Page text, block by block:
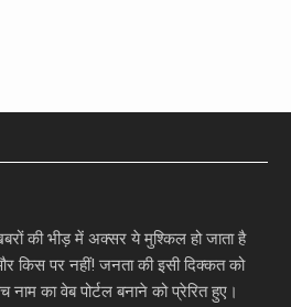
की भीड़ में अक्सर ये मुश्किल हो जाता है
किस पर नहीं! जनता की इसी दिक्कत को
का वेब पोर्टल बनाने को प्रेरित हुए।